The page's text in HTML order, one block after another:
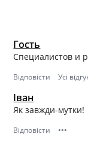
Гость
Специалистов и
Відповісти Усі
Іван
Як завжди-мутки!
Відповісти •••